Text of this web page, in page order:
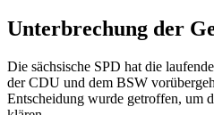
Unterbrechung der
Die sächsische SPD hat die
der CDU und dem BSW
Entscheidung wurde getroffen, um